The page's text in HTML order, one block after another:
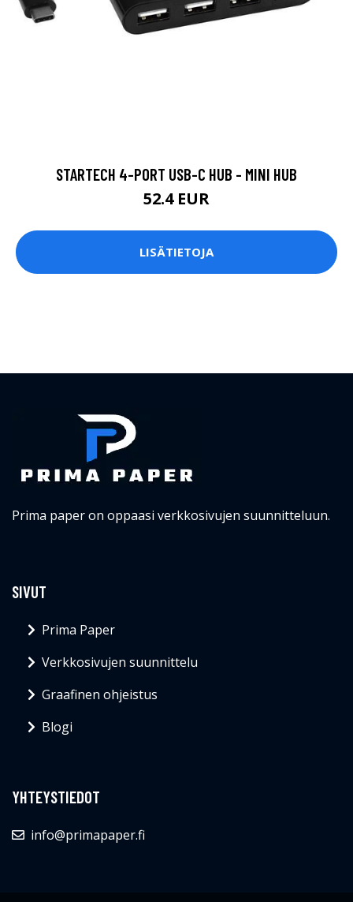
STARTECH 4-PORT USB-C HUB - MINI HUB
52.4 EUR
LISÄTIETOJA
Prima paper on oppaasi verkkosivujen suunnitteluun.
SIVUT
Prima Paper
Verkkosivujen suunnittelu
Graafinen ohjeistus
Blogi
YHTEYSTIEDOT
info@primapaper.fi